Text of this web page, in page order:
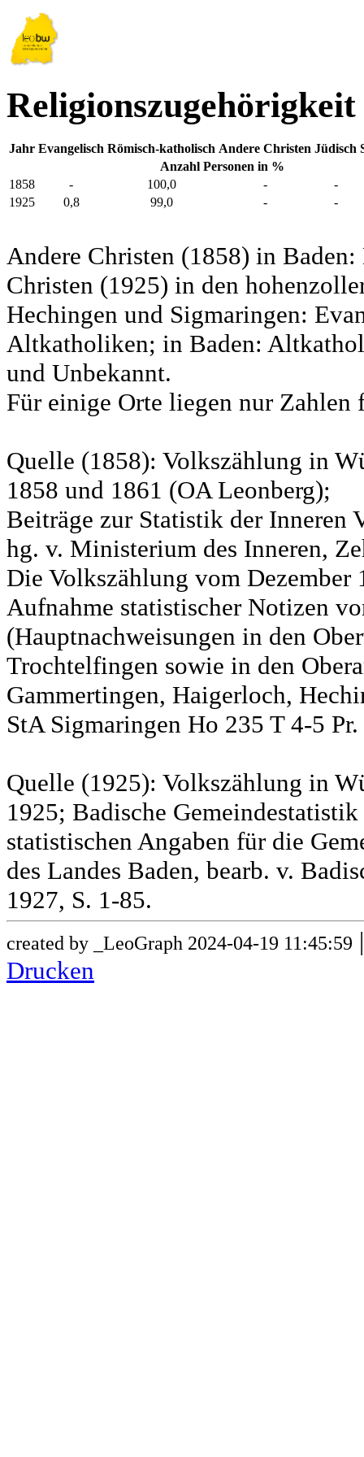
Jahr Evangelisch Römisch-katholisch Andere Christen Jüdisch
Anzahl Personen in %
1858
- 100,0 -
-
1925
0,8 99,0 - -
Andere Christen (1858) in
Christen (1925) in den
Hechingen und Sigmaringen:
Altkatholiken; in Baden:
und Unbekannt.
Für einige Orte liegen nur Zahlen
Quelle (1858): Volkszählung in
1858 und 1861 (OA Leonberg);
Beiträge zur Statistik der Inneren
hg. v. Ministerium des Inneren,
Die Volkszählung vom
Aufnahme statistischer Notizen
(Hauptnachweisungen in den
Trochtelfingen sowie in den
Gammertingen, Haigerloch,
StA Sigmaringen Ho 235 T 4-5
Quelle (1925): Volkszählung in
1925; Badische
statistischen Angaben für die
des Landes Baden, bearb. v.
1927, S. 1-85.
created by _LeoGraph 2024-04-19 11:45:59
Drucken